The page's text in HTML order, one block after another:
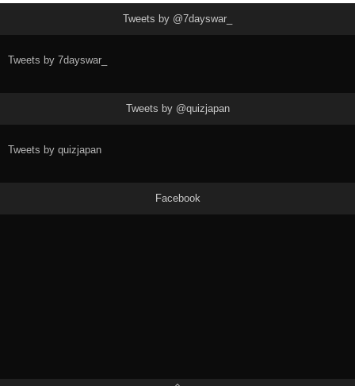
Tweets by @7dayswar_
Tweets by 7dayswar_
Tweets by @quizjapan
Tweets by quizjapan
Facebook